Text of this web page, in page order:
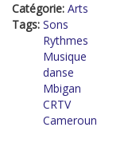
Catégorie: Arts
Tags: Sons
Rythmes
Musique
danse
Mbigan
CRTV
Cameroun